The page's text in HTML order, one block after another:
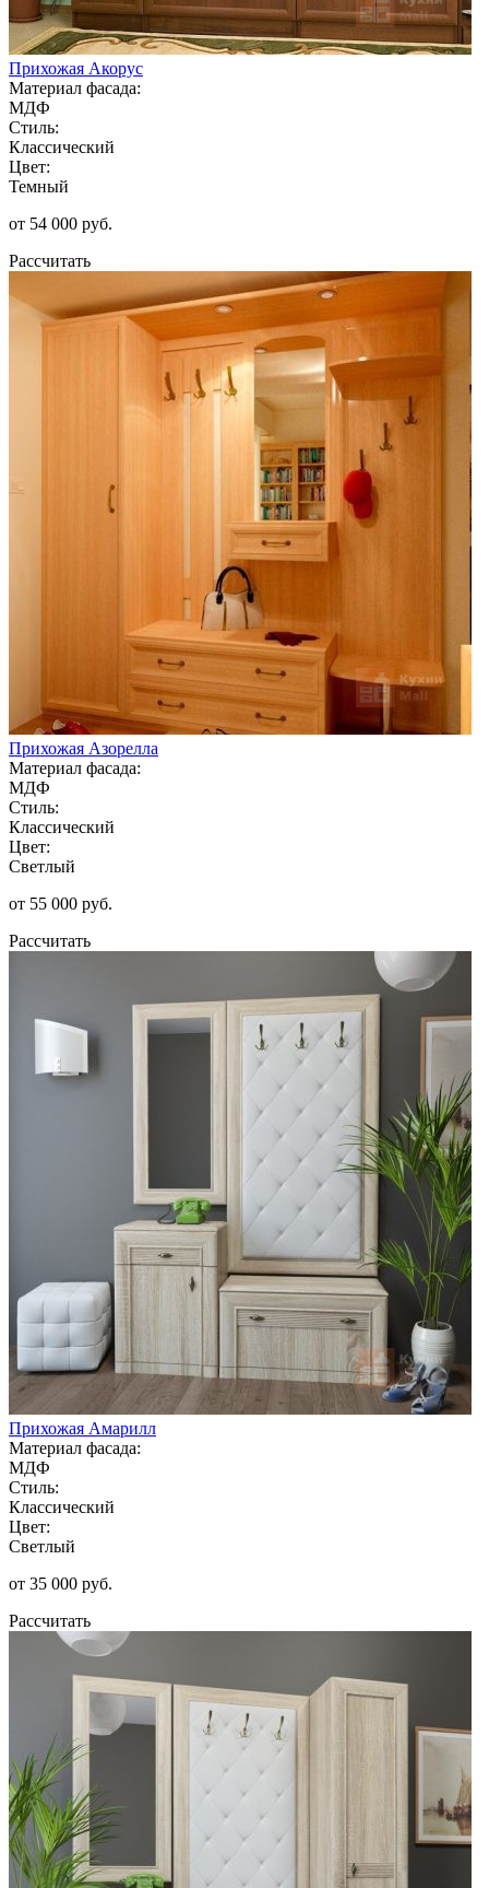
Прихожая Акорус
Материал фасада:
МДФ
Стиль:
Классический
Цвет:
Темный
от 54 000 руб.
Рассчитать
Прихожая Азорелла
Материал фасада:
МДФ
Стиль:
Классический
Цвет:
Светлый
от 55 000 руб.
Рассчитать
Прихожая Амарилл
Материал фасада:
МДФ
Стиль:
Классический
Цвет:
Светлый
от 35 000 руб.
Рассчитать